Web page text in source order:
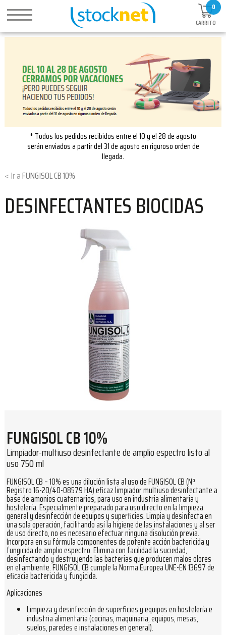
0
CARRITO
* Todos los pedidos recibidos entre el 10 y el 28 de agosto
serán enviados a partir del 31 de agosto en riguroso orden de
llegada.
FUNGISOL CB 10%
DESINFECTANTES BIOCIDAS
FUNGISOL CB 10%
Limpiador-multiuso desinfectante de amplio espectro listo al
uso 750 ml
FUNGISOL CB – 10% es una dilución lista al uso de FUNGISOL CB (Nº
Registro 16-20/40-08579 HA) eficaz limpiador multiuso desinfectante a
base de amonios cuaternarios, para uso en industria alimentaria y
hostelería. Especialmente preparado para uso directo en la limpieza
general y desinfección de equipos y superficies. Limpia y desinfecta en
una sola operación, facilitando así la higiene de las instalaciones y al ser
de uso directo, no es necesario efectuar ninguna disolución previa.
Incorpora en su fórmula componentes de potente acción bactericida y
fungicida de amplio espectro. Elimina con facilidad la suciedad,
desinfectando y destruyendo las bacterias que producen malos olores
en el ambiente. FUNGISOL CB cumple la Norma Europea UNE-EN 13697 de
eficacia bactericida y fungicida.
Aplicaciones
Limpieza y desinfección de superficies y equipos en hostelería e
industria alimentaria (cocinas, maquinaria, equipos, mesas,
suelos, paredes e instalaciones en general).